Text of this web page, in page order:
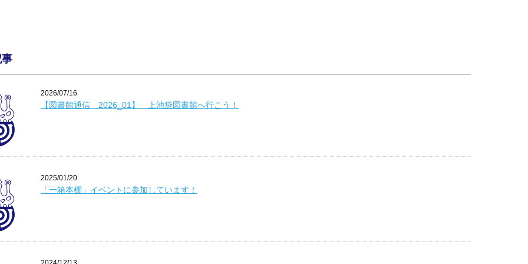
2026/07/16
【図書館通信 2026_01】 上池袋図書館へ行こう！
2025/01/20
「一箱本棚」イベントに参加しています！